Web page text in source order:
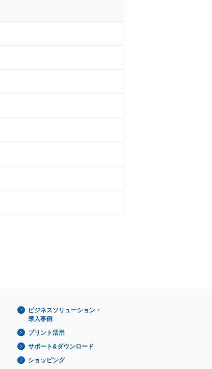
ビジネスソリューション・
導入事例
プリント活用
サポート&ダウンロード
ショッピング